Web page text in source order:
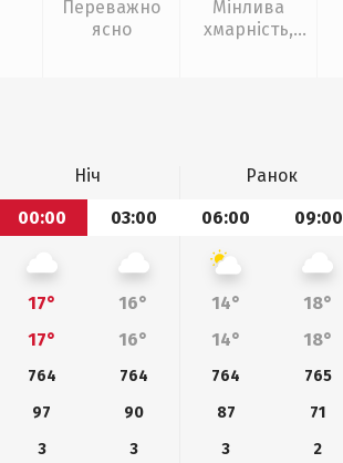
Переважно
ясно
Мінлива
хмарність,
Ніч Ранок
00:00
03:00 06:00 09:00
17° 16° 14° 18°
17°
16° 14° 18°
764 764 764 765
97
90 87 71
3
3 3 2